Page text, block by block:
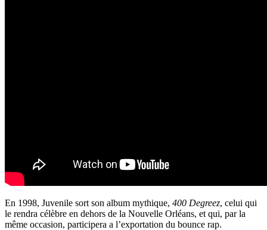
En 1998, Juvenile sort son album mythique, 400 Degreez, celui qui
le rendra célèbre en dehors de la Nouvelle Orléans, et qui, par la
même occasion, participera a l’exportation du bounce rap.